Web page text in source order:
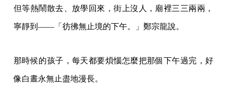
但等熱鬧散去、放學回來，街上沒人，廟裡三三兩兩，
寧靜到——「彷彿無止境的下午。」鄭宗龍說。
那時候的孩子，每天都要煩惱怎麼把那個下午過完，好
像白晝永無止盡地漫長。